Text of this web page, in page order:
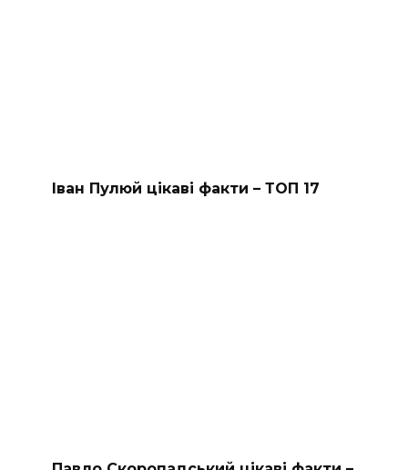
Іван Пулюй цікаві факти – ТОП 17